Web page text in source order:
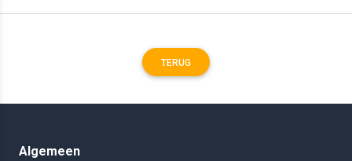
TERUG
Algemeen